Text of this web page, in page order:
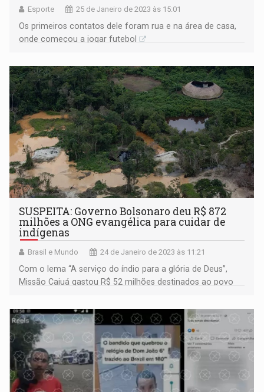
Esporte 25 de Janeiro de 2023 às 15:01
Os primeiros contatos dele foram rua e na área de casa,
onde começou a jogar futebol
SUSPEITA: Governo Bolsonaro deu R$ 872
milhões a ONG evangélica para cuidar de
indígenas
Brasil e Mundo 24 de Janeiro de 2023 às 11:21
Com o lema “A serviço do índio para a glória de Deus”,
Missão Caiuá gastou R$ 52 milhões destinados ao povo
garimpeiros